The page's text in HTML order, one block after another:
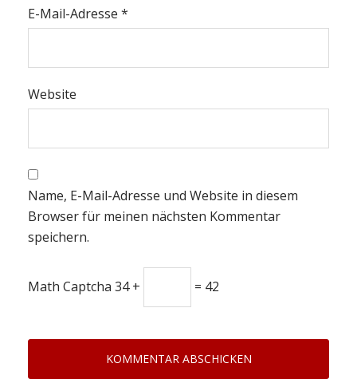
E-Mail-Adresse *
Website
Name, E-Mail-Adresse und Website in diesem
Browser für meinen nächsten Kommentar
speichern.
Math Captcha 34 + = 42